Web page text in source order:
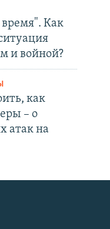
Как
и войной?
как
– о
атак на